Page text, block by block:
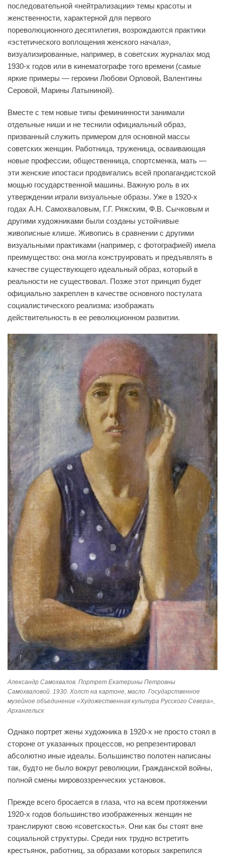
последовательной «нейтрализации» темы красоты и
женственности, характерной для первого
пореволюционного десятилетия, возрождаются практики
«эстетического воплощения женского начала»,
визуализированные, например, в советских журналах мод
1930-х годов или в кинематографе того времени (самые
яркие примеры — героини Любови Орловой, Валентины
Серовой, Марины Латыниной).
Вместе с тем новые типы фемининности занимали
отдельные ниши и не теснили официальный образ,
призванный служить примером для основной массы
советских женщин. Работница, труженица, осваивающая
новые профессии, общественница, спортсменка, мать —
эти женские ипостаси продвигались всей пропагандистской
мощью государственной машины. Важную роль в их
утверждении играли визуальные образы. Уже в 1920-х
годах А.Н. Самохваловым, Г.Г. Ряжским, Ф.В. Сычковым и
другими художниками были созданы устойчивые
живописные клише. Живопись в сравнении с другими
визуальными практиками (например, с фотографией) имела
преимущество: она могла конструировать и предъявлять в
качестве существующего идеальный образ, который в
реальности не существовал. Позже этот принцип будет
официально закреплен в качестве основного постулата
социалистического реализма: изображать
действительность в ее революционном развитии.
Александр Самохвалов. Портрет Екатерины Петровны
Самохваловой. 1930. Холст на картоне, масло. Государственное
музейное объединение «Художественная культура Русского Севера»,
Архангельск
Однако портрет жены художника в 1920-х не просто стоял в
стороне от указанных процессов, но репрезентировал
абсолютно иные идеалы. Большинство полотен написаны
так, будто не было вокруг революции, Гражданской войны,
полной смены мировоззренческих установок.
Прежде всего бросается в глаза, что на всем протяжении
1920-х годов большинство изображенных женщин не
транслируют свою «советскость». Они как бы стоят вне
социальной структуры. Среди них трудно встретить
крестьянок, работниц, за образами которых закрепился